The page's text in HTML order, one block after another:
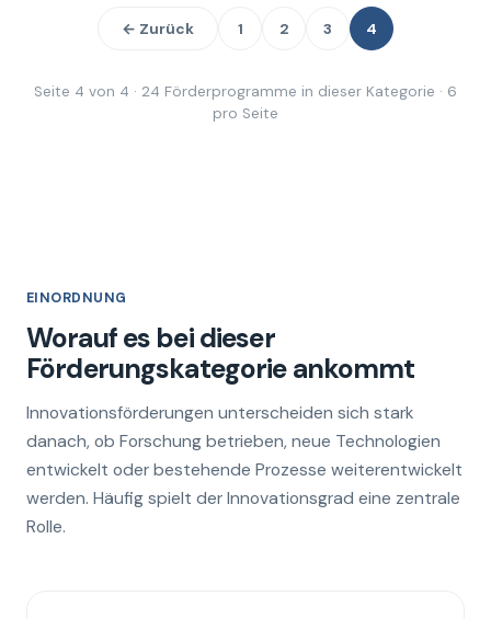
← Zurück 1 2 3 4
Seite 4 von 4 · 24 Förderprogramme in dieser Kategorie · 6
pro Seite
EINORDNUNG
Worauf es bei dieser
Förderungskategorie ankommt
Innovationsförderungen unterscheiden sich stark
danach, ob Forschung betrieben, neue Technologien
entwickelt oder bestehende Prozesse weiterentwickelt
werden. Häufig spielt der Innovationsgrad eine zentrale
Rolle.